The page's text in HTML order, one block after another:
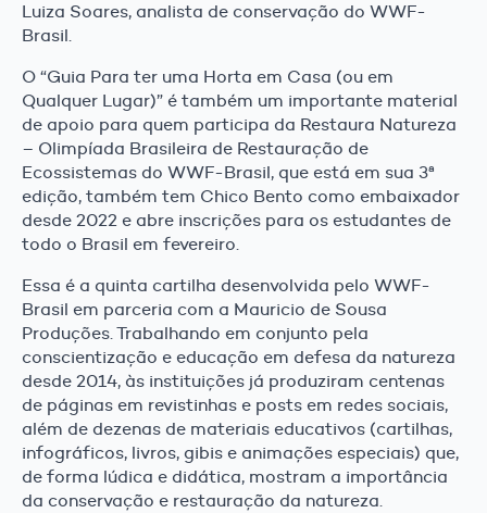
Luiza Soares, analista de conservação do WWF-
Brasil.
O “Guia Para ter uma Horta em Casa (ou em
Qualquer Lugar)” é também um importante material
de apoio para quem participa da Restaura Natureza
– Olimpíada Brasileira de Restauração de
Ecossistemas do WWF-Brasil, que está em sua 3ª
edição, também tem Chico Bento como embaixador
desde 2022 e abre inscrições para os estudantes de
todo o Brasil em fevereiro.
Essa é a quinta cartilha desenvolvida pelo WWF-
Brasil em parceria com a Mauricio de Sousa
Produções. Trabalhando em conjunto pela
conscientização e educação em defesa da natureza
desde 2014, às instituições já produziram centenas
de páginas em revistinhas e posts em redes sociais,
além de dezenas de materiais educativos (cartilhas,
infográficos, livros, gibis e animações especiais) que,
de forma lúdica e didática, mostram a importância
da conservação e restauração da natureza.